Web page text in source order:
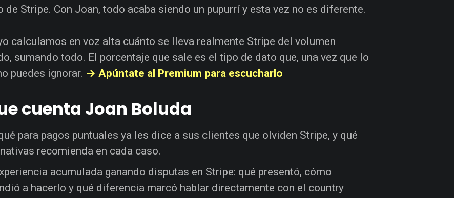
de Stripe. Con Joan, todo acaba siendo un pupurrí y esta vez no es diferente.
calculamos en voz alta cuánto se lleva realmente Stripe del volumen
sumando todo. El porcentaje que sale es el tipo de dato que, una vez que lo
puedes ignorar. → Apúntate al Premium para escucharlo
cuenta Joan Boluda
para pagos puntuales ya les dice a sus clientes que olviden Stripe, y qué
recomienda en cada caso.
acumulada ganando disputas en Stripe: qué presentó, cómo
a hacerlo y qué diferencia marcó hablar directamente con el country